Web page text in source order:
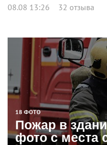
08.08 13:26 32 отзыва
18 ФОТО
Пожар в
фото с места